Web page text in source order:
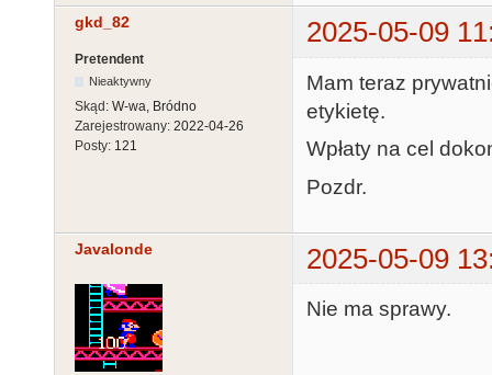
gkd_82 2025-05-09
Pretendent
Nieaktywny
Skąd: W-wa, Bródno
Zarejestrowany: 2022-04-26
Posty: 121
Mam teraz
etykietę.
Wpłaty na cel
Pozdr.
Javalonde 2025-05-09
Nie ma sprawy.